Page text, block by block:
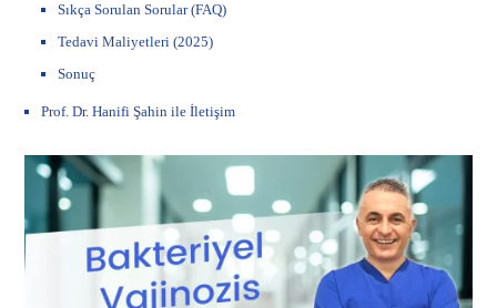
Sıkça Sorulan Sorular (FAQ)
Tedavi Maliyetleri (2025)
Sonuç
Prof. Dr. Hanifi Şahin ile İletişim